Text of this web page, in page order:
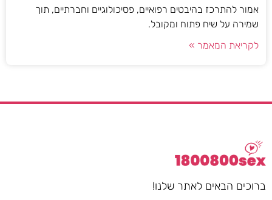
אמור להתרכז בהיבטים רפואיים, פסיכולוגיים וחברתיים, תוך
שמירה על שיח פתוח ומקובל.
לקריאת המאמר »
ברוכים הבאים לאתר שלנו!